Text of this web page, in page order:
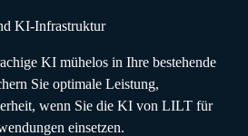
KI-Infrastruktur
KI mühelos in Ihre bestehende
Sie optimale Leistung,
wenn Sie die KI von LILT für
einsetzen.